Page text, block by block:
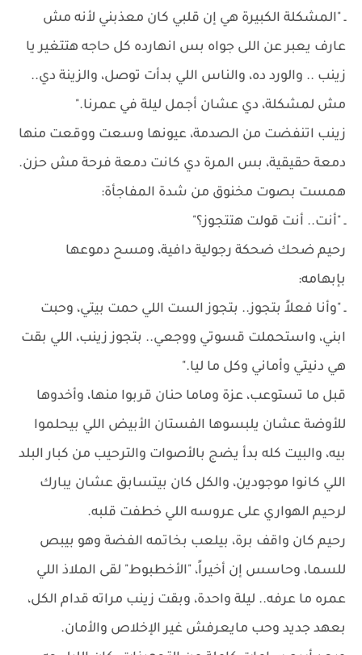
ـ "المشكلة الكبيرة هي إن قلبي كان معذبني لأنه مش
عارف يعبر عن اللى جواه بس انهارده كل حاجه هتتغير يا
زينب .. والورد ده، والناس اللي بدأت توصل، والزينة دي..
مش لمشكلة، دي عشان أجمل ليلة في عمرنا."
زينب اتنفضت من الصدمة، عيونها وسعت ووقعت منها
دمعة حقيقية، بس المرة دي كانت دمعة فرحة مش حزن.
همست بصوت مخنوق من شدة المفاجأة:
ـ "أنت.. أنت قولت هتتجوز؟"
رحيم ضحك ضحكة رجولية دافية، ومسح دموعها
بإبهامه:
ـ "وأنا فعلاً بتجوز.. بتجوز الست اللي حمت بيتي، وحبت
ابني، واستحملت قسوتي ووجعي.. بتجوز زينب، اللي بقت
هي دنيتي وأماني وكل ما ليا."
قبل ما تستوعب، عزة وماما حنان قربوا منها، وأخدوها
للأوضة عشان يلبسوها الفستان الأبيض اللي بيحلموا
بيه، والبيت كله بدأ يضج بالأصوات والترحيب من كبار البلد
اللي كانوا موجودين، والكل كان بيتسابق عشان يبارك
لرحيم الهواري على عروسه اللي خطفت قلبه.
رحيم كان واقف برة، بيلعب بخاتمه الفضة وهو بيبص
للسما، وحاسس إن أخيراً، "الأخطبوط" لقى الملاذ اللي
عمره ما عرفه.. ليلة واحدة، وبقت زينب مراته قدام الكل،
بعهد جديد وحب مايعرفش غير الإخلاص والأمان.